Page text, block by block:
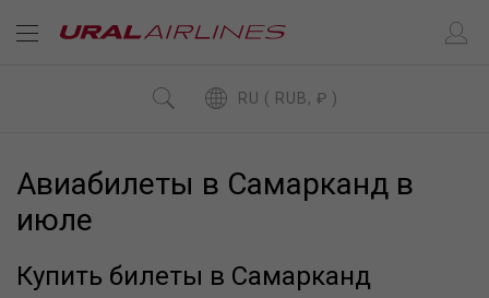
RU ( RUB, ₽ )
Авиабилеты в Самарканд в
июле
Купить билеты в Самарканд